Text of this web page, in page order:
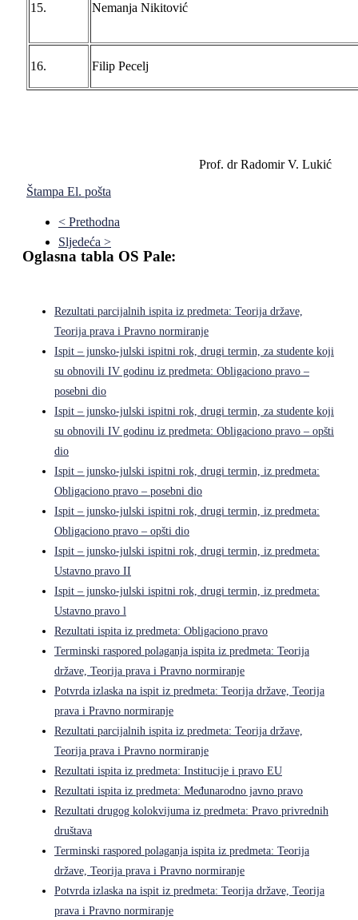
15. Nemanja Nikitović
16. Filip Pecelj
Prof. dr Radomir V. Lukić
Štampa El. pošta
< Prethodna
Sljedeća >
Oglasna tabla OS Pale:
Rezultati parcijalnih ispita iz predmeta: Teorija države,
Teorija prava i Pravno normiranje
Ispit – junsko-julski ispitni rok, drugi termin, za studente koji
su obnovili IV godinu iz predmeta: Obligaciono pravo –
posebni dio
Ispit – junsko-julski ispitni rok, drugi termin, za studente koji
su obnovili IV godinu iz predmeta: Obligaciono pravo – opšti
dio
Ispit – junsko-julski ispitni rok, drugi termin, iz predmeta:
Obligaciono pravo – posebni dio
Ispit – junsko-julski ispitni rok, drugi termin, iz predmeta:
Obligaciono pravo – opšti dio
Ispit – junsko-julski ispitni rok, drugi termin, iz predmeta:
Ustavno pravo II
Ispit – junsko-julski ispitni rok, drugi termin, iz predmeta:
Ustavno pravo l
Rezultati ispita iz predmeta: Obligaciono pravo
Terminski raspored polaganja ispita iz predmeta: Teorija
države, Teorija prava i Pravno normiranje
Potvrda izlaska na ispit iz predmeta: Teorija države, Teorija
prava i Pravno normiranje
Rezultati parcijalnih ispita iz predmeta: Teorija države,
Teorija prava i Pravno normiranje
Rezultati ispita iz predmeta: Institucije i pravo EU
Rezultati ispita iz predmeta: Međunarodno javno pravo
Rezultati drugog kolokvijuma iz predmeta: Pravo privrednih
društava
Terminski raspored polaganja ispita iz predmeta: Teorija
države, Teorija prava i Pravno normiranje
Potvrda izlaska na ispit iz predmeta: Teorija države, Teorija
prava i Pravno normiranje